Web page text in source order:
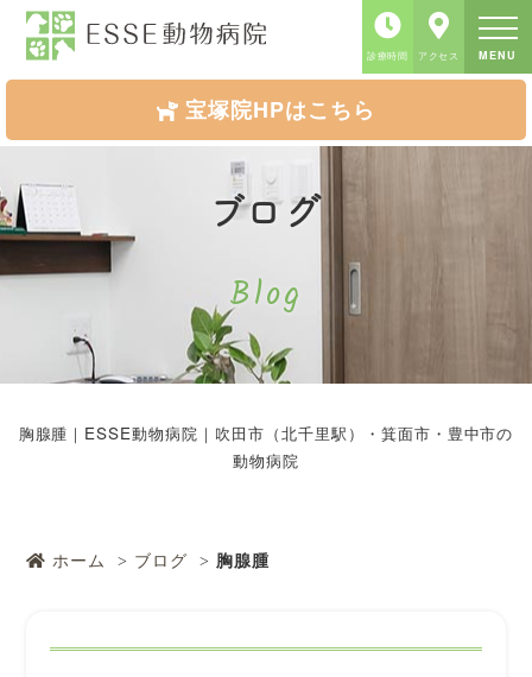
宝塚院HPはこちら
アクセス
診療時間 MENU
ブログ
Blog
胸腺腫｜ESSE動物病院｜吹田市（北千里駅）・箕面市・豊中市の
動物病院
ホーム ブログ 胸腺腫